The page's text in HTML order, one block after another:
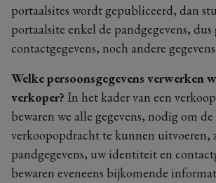
portaalsites wordt gepubliceerd, dan
portaalsite enkel de pandgegevens, dus
contactgegevens, noch andere
Welke persoonsgegevens verwerken
verkoper? In het kader van een
bewaren we alle gegevens, nodig om de
verkoopopdracht te kunnen uitvoeren,
pandgegevens, uw identiteit en
bewaren eveneens bijkomende